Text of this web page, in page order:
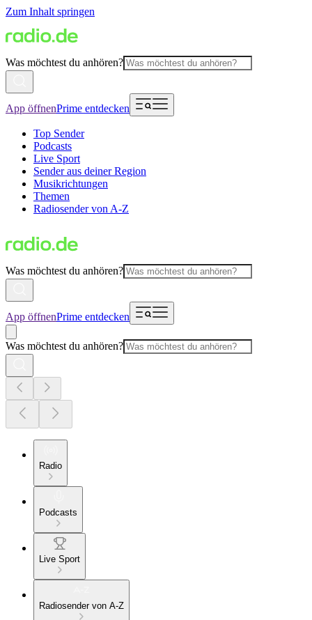
Zum Inhalt springen
Was möchtest du anhören?
App öffnenPrime entdecken
Top Sender
Podcasts
Live Sport
Sender aus deiner Region
Musikrichtungen
Themen
Radiosender von A-Z
Was möchtest du anhören?
App öffnenPrime entdecken
Was möchtest du anhören?
Radio
Podcasts
Live Sport
Radiosender von A-Z